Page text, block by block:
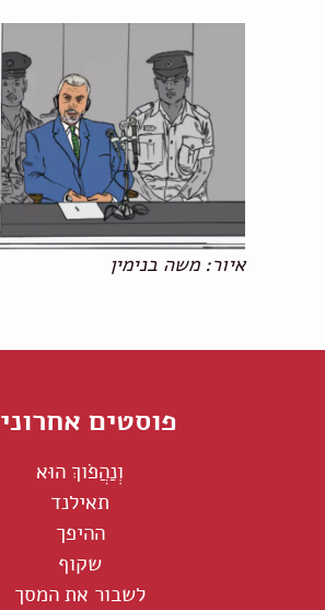
איור: משה בנימין
פוסטים
וְנַהֲפֹוךְ הוּא
תאילנד
ההיפך
שקוף
לשבור את המסך